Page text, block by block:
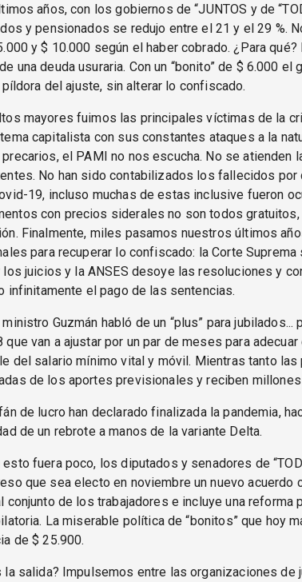
años, con los gobiernos de “JUNTOS y de
y pensionados se redujo entre el 21 y el 29 %.
y $ 10.000 según el haber cobrado. ¿Para
una deuda usuraria. Con un “bonito” de $ 6.000
del ajuste, sin alterar lo confiscado.
mayores fuimos las principales víctimas de la
capitalista con sus constantes ataques a la
el PAMI no nos escucha. No se atienden
No han sido contabilizados los fallecidos por
19, incluso muchas de estas inclusive fueron
con precios siderales no son todos
Finalmente, miles pasamos nuestros últimos
para recuperar lo confiscado: la Corte
juicios y la ANSES desoye las resoluciones y
infinitamente el pago de las sentencias.
Guzmán habló de un “plus” para
que van a ajustar por un par de meses para
del salario mínimo vital y móvil. Mientras tanto las
de los aportes previsionales y reciben
de lucro han declarado finalizada la pandemia,
de un rebrote a manos de la variante Delta.
fuera poco, los diputados y senadores de
que sea electo en noviembre un nuevo acuerdo
conjunto de los trabajadores e incluye una reforma
La miserable política de “bonitos” que hoy
de $ 25.900.
la salida? Impulsemos entre las organizaciones de